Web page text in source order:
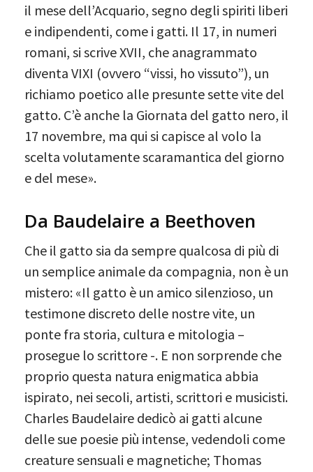
il mese dell’Acquario, segno degli spiriti liberi
e indipendenti, come i gatti. Il 17, in numeri
romani, si scrive XVII, che anagrammato
diventa VIXI (ovvero “vissi, ho vissuto”), un
richiamo poetico alle presunte sette vite del
gatto. C’è anche la Giornata del gatto nero, il
17 novembre, ma qui si capisce al volo la
scelta volutamente scaramantica del giorno
e del mese».
Da Baudelaire a Beethoven
Che il gatto sia da sempre qualcosa di più di
un semplice animale da compagnia, non è un
mistero: «Il gatto è un amico silenzioso, un
testimone discreto delle nostre vite, un
ponte fra storia, cultura e mitologia –
prosegue lo scrittore -. E non sorprende che
proprio questa natura enigmatica abbia
ispirato, nei secoli, artisti, scrittori e musicisti.
Charles Baudelaire dedicò ai gatti alcune
delle sue poesie più intense, vedendoli come
creature sensuali e magnetiche; Thomas